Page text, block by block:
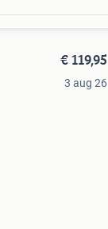
€ 119,95
3 aug 26